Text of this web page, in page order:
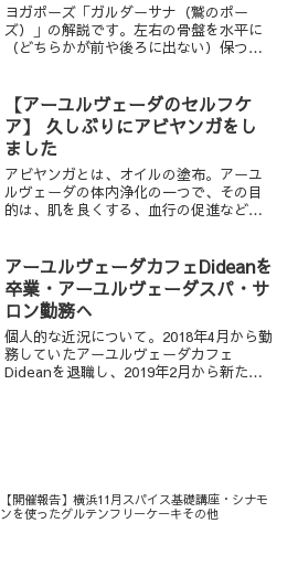
ヨガポーズ「ガルダーサナ（鷲のポー
ズ）」の解説です。左右の骨盤を水平に
（どちらかが前や後ろに出ない）保つの
【アーユルヴェーダのセルフケ
ア】 久しぶりにアビヤンガをし
ました
アビヤンガとは、オイルの塗布。アーユ
ルヴェーダの体内浄化の一つで、その目
的は、肌を良くする、血行の促進など身
アビヤンガのやり方（例）についてお伝
えします。
アーユルヴェーダカフェDideanを
卒業・アーユルヴェーダスパ・サ
ロン勤務へ
個人的な近況について。2018年4月から勤
務していたアーユルヴェーダカフェ
Dideanを退職し、2019年2月から新たな
【開催報告】横浜11月スパイス基礎講座・シナモ
ンを使ったグルテンフリーケーキその他